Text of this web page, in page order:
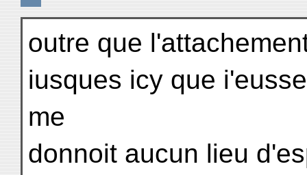
outre que
iusques icy que
me
donnoit aucun lieu